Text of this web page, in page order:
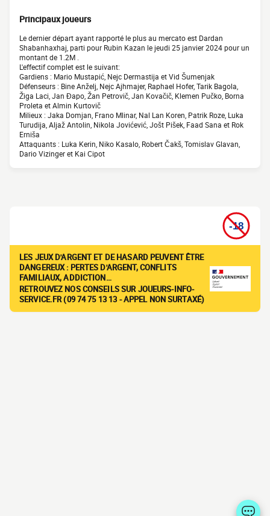
Principaux joueurs
Le dernier départ ayant rapporté le plus au mercato est Dardan
Shabanhaxhaj, parti pour Rubin Kazan le jeudi 25 janvier 2024 pour un
montant de 1.2M .
L'effectif complet est le suivant:
Gardiens : Mario Mustapić, Nejc Dermastija et Vid Šumenjak
Défenseurs : Bine Anželj, Nejc Ajhmajer, Raphael Hofer, Tarik Bagola,
Žiga Laci, Jan Đapo, Žan Petrovič, Jan Kovačič, Klemen Pučko, Borna
Proleta et Almin Kurtovič
Milieux : Jaka Domjan, Frano Mlinar, Nal Lan Koren, Patrik Roze, Luka
Turudija, Aljaž Antolin, Nikola Jovićević, Jošt Pišek, Faad Sana et Rok
Erniša
Attaquants : Luka Kerin, Niko Kasalo, Robert Čakš, Tomislav Glavan,
Dario Vizinger et Kai Cipot
LES JEUX D'ARGENT ET DE HASARD PEUVENT ÊTRE
DANGEREUX : PERTES D'ARGENT, CONFLITS
FAMILIAUX, ADDICTION…
RETROUVEZ NOS CONSEILS SUR JOUEURS-INFO-
SERVICE.FR (09 74 75 13 13 - APPEL NON SURTAXÉ)